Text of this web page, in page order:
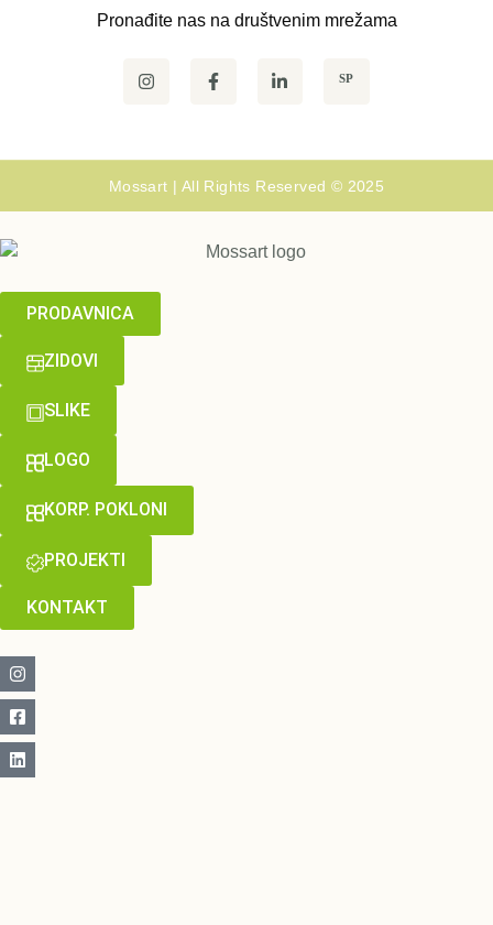
Pronađite nas na društvenim mrežama
SP
Mossart | All Rights Reserved © 2025
PRODAVNICA
ZIDOVI
SLIKE
LOGO
KORP. POKLONI
PROJEKTI
KONTAKT